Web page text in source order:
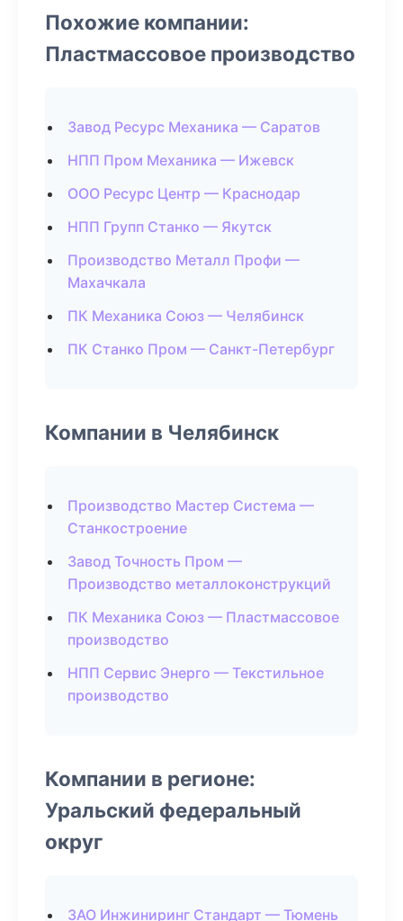
Похожие компании:
Пластмассовое производство
Завод Ресурс Механика — Саратов
НПП Пром Механика — Ижевск
ООО Ресурс Центр — Краснодар
НПП Групп Станко — Якутск
Производство Металл Профи —
Махачкала
ПК Механика Союз — Челябинск
ПК Станко Пром — Санкт-Петербург
Компании в Челябинск
Производство Мастер Система —
Станкостроение
Завод Точность Пром —
Производство металлоконструкций
ПК Механика Союз — Пластмассовое
производство
НПП Сервис Энерго — Текстильное
производство
Компании в регионе:
Уральский федеральный
округ
ЗАО Инжиниринг Стандарт — Тюмень